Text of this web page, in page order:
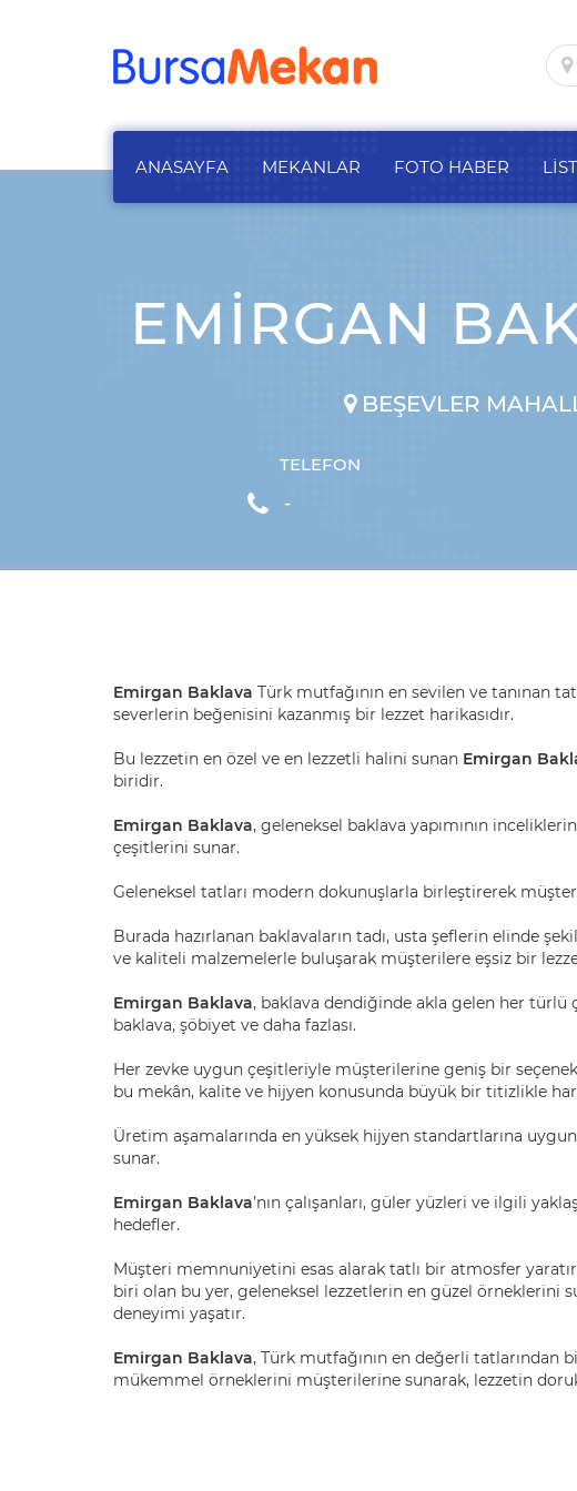
ANASAYFA MEKANLAR FOTO HABER
EMIRGAN
BEŞEVLER
TELEFON
-
Emirgan Baklava Türk mutfağının en sevilen ve tanınan
severlerin beğenisini kazanmış bir lezzet harikasıdır.
Bu lezzetin en özel ve en lezzetli halini sunan Emirgan
biridir.
Emirgan Baklava, geleneksel baklava yapımının
çeşitlerini sunar.
Geleneksel tatları modern dokunuşlarla birleştirerek
Burada hazırlanan baklavaların tadı, usta şeflerin elinde
ve kaliteli malzemelerle buluşarak müşterilere eşsiz bir
Emirgan Baklava, baklava dendiğinde akla gelen her türlü
baklava, şöbiyet ve daha fazlası.
Her zevke uygun çeşitleriyle müşterilerine geniş bir
bu mekân, kalite ve hijyen konusunda büyük bir titizlikle
Üretim aşamalarında en yüksek hijyen standartlarına
sunar.
Emirgan Baklava’nın çalışanları, güler yüzleri ve ilgili
hedefler.
Müşteri memnuniyetini esas alarak tatlı bir atmosfer
biri olan bu yer, geleneksel lezzetlerin en güzel örneklerini
deneyimi yaşatır.
Emirgan Baklava, Türk mutfağının en değerli tatlarından
mükemmel örneklerini müşterilerine sunarak, lezzetin doruk